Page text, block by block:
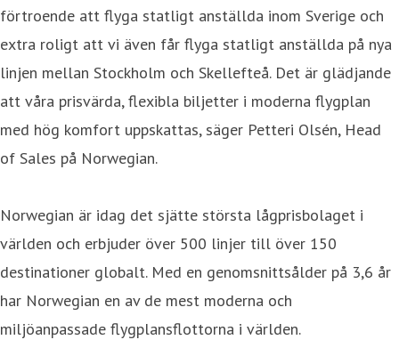
förtroende att flyga statligt anställda inom Sverige och
extra roligt att vi även får flyga statligt anställda på nya
linjen mellan Stockholm och Skellefteå. Det är glädjande
att våra prisvärda, flexibla biljetter i moderna flygplan
med hög komfort uppskattas, säger Petteri Olsén, Head
of Sales på Norwegian.
Norwegian är idag det sjätte största lågprisbolaget i
världen och erbjuder över 500 linjer till över 150
destinationer globalt. Med en genomsnittsålder på 3,6 år
har Norwegian en av de mest moderna och
miljöanpassade flygplansflottorna i världen.